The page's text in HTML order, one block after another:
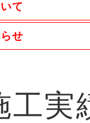
て
せ
工実